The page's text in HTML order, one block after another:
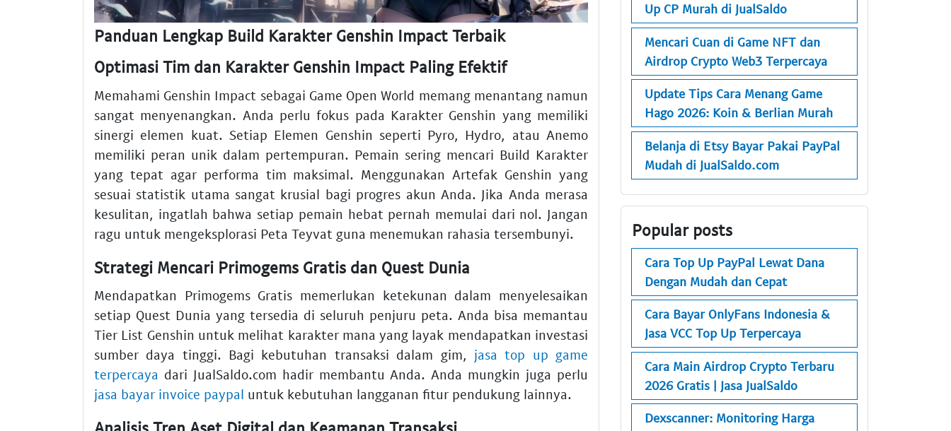
Panduan Lengkap Build Karakter Genshin Impact Terbaik
Optimasi Tim dan Karakter Genshin Impact Paling Efektif
Memahami Genshin Impact sebagai Game Open World memang menantang namun
sangat menyenangkan. Anda perlu fokus pada Karakter Genshin yang memiliki
sinergi elemen kuat. Setiap Elemen Genshin seperti Pyro, Hydro, atau Anemo
memiliki peran unik dalam pertempuran. Pemain sering mencari Build Karakter
yang tepat agar performa tim maksimal. Menggunakan Artefak Genshin yang
sesuai statistik utama sangat krusial bagi progres akun Anda. Jika Anda merasa
kesulitan, ingatlah bahwa setiap pemain hebat pernah memulai dari nol. Jangan
ragu untuk mengeksplorasi Peta Teyvat guna menemukan rahasia tersembunyi.
Strategi Mencari Primogems Gratis dan Quest Dunia
Mendapatkan Primogems Gratis memerlukan ketekunan dalam menyelesaikan
setiap Quest Dunia yang tersedia di seluruh penjuru peta. Anda bisa memantau
Tier List Genshin untuk melihat karakter mana yang layak mendapatkan investasi
sumber daya tinggi. Bagi kebutuhan transaksi dalam gim, jasa top up game
terpercaya dari JualSaldo.com hadir membantu Anda. Anda mungkin juga perlu
jasa bayar invoice paypal untuk kebutuhan langganan fitur pendukung lainnya.
Up CP Murah di JualSaldo
Mencari Cuan di Game NFT dan
Airdrop Crypto Web3 Terpercaya
Update Tips Cara Menang Game
Hago 2026: Koin & Berlian Murah
Belanja di Etsy Bayar Pakai PayPal
Mudah di JualSaldo.com
Popular posts
Cara Top Up PayPal Lewat Dana
Dengan Mudah dan Cepat
Cara Bayar OnlyFans Indonesia &
Jasa VCC Top Up Terpercaya
Cara Main Airdrop Crypto Terbaru
2026 Gratis | Jasa JualSaldo
Dexscanner: Monitoring Harga